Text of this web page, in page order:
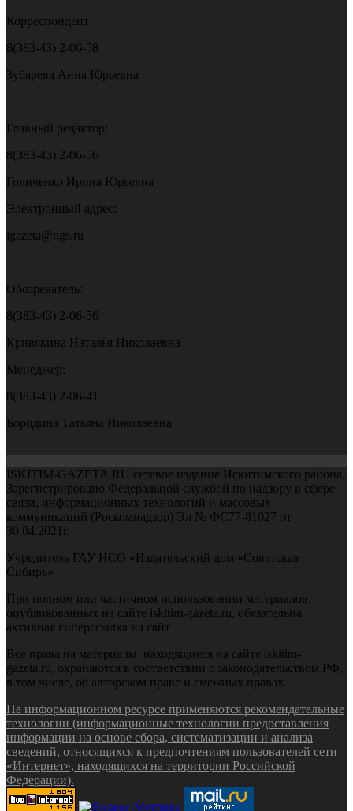
Корреспондент:
8(383-43) 2-06-58
Зубарева Анна Юрьевна
Главный редактор:
8(383-43) 2-06-56
Голиченко Ирина Юрьевна
Электронный адрес:
igazeta@ngs.ru
Обозреватель:
8(383-43) 2-06-56
Кривякина Наталья Николаевна
Менеджер:
8(383-43) 2-06-41
Бородина Татьяна Николаевна
ISKITIM-GAZETA.RU сетевое издание Искитимского района.
Зарегистрировано Федеральной службой по надзору в сфере
связи, информационных технологий и массовых
коммуникаций (Роскомнадзор) Эл № ФС77-81027 от
30.04.2021г.
Учредитель ГАУ НСО «Издательский дом «Советская
Сибирь»
При полном или частичном использовании материалов,
опубликованных на сайте iskitim-gazeta.ru, обязательна
активная гиперссылка на сайт
Все права на материалы, находящиеся на сайте iskitim-
gazeta.ru, охраняются в соответствии с законодательством РФ,
в том числе, об авторском праве и смежных правах.
На информационном ресурсе применяются рекомендательные
технологии (информационные технологии предоставления
информации на основе сбора, систематизации и анализа
сведений, относящихся к предпочтениям пользователей сети
«Интернет», находящихся на территории Российской
Федерации).